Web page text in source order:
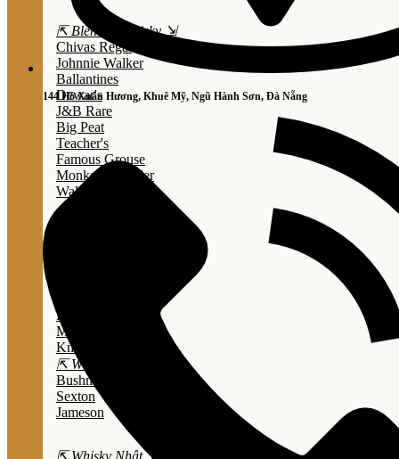
144 Hồ Xuân Hương, Khuê Mỹ, Ngũ Hành Sơn, Đà Nẵng
⇱ Blended Whisky ⇲
Chivas Regal
Johnnie Walker
Ballantines
Dewar's
J&B Rare
Big Peat
Teacher's
Famous Grouse
Monkey Shouder
Wall Street
Evan Williams
Marker's Mark
Knob Creek
⇱ Whiskey Ailen ⇲
Bushmills
Sexton
Jameson
⇱ Whisky Nhật ⇲